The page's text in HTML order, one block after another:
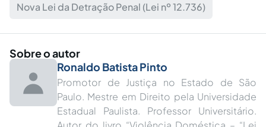
Nova Lei da Detração Penal (Lei nº 12.736)
Sobre o autor
Ronaldo Batista Pinto
Promotor de Justiça no Estado de São
Paulo. Mestre em Direito pela Universidade
Estadual Paulista. Professor Universitário.